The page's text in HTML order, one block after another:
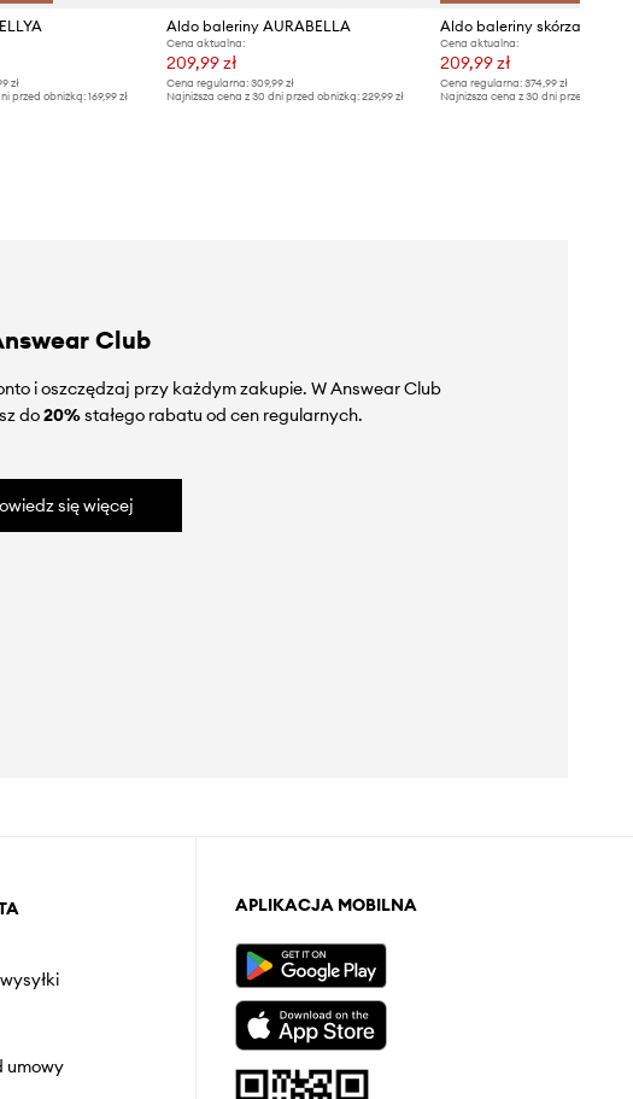
zł
przed obniżką: 169,99 zł
Aldo baleriny AURABELLA
Cena aktualna:
209,99 zł
Cena regularna:309,99 zł
Najniższa cena z 30 dni przed obniżką:229,99 zł
Aldo baleriny skórzane
Cena aktualna:
209,99 zł
Cena regularna: 374,99 zł
Najniższa cena z 30 dni przed obniżką:
Club
i oszczędzaj przy każdym zakupie. W Answear Club
do20%stałego rabatu od cen regularnych.
się więcej
umowy
APLIKACJA MOBILNA